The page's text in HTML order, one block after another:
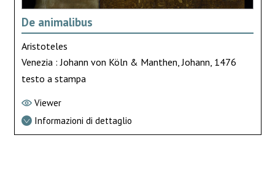
De animalibus
Aristoteles
Venezia : Johann von Köln & Manthen, Johann, 1476
testo a stampa
Viewer
Informazioni di dettaglio